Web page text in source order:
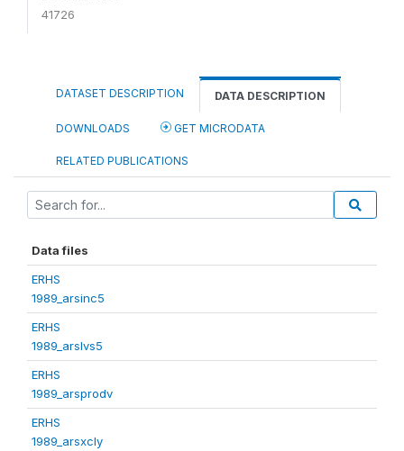
41726
DATASET DESCRIPTION DATA DESCRIPTION
DOWNLOADS GET MICRODATA
RELATED PUBLICATIONS
Data files
ERHS
1989_arsinc5
ERHS
1989_arslvs5
ERHS
1989_arsprodv
ERHS
1989_arsxcly